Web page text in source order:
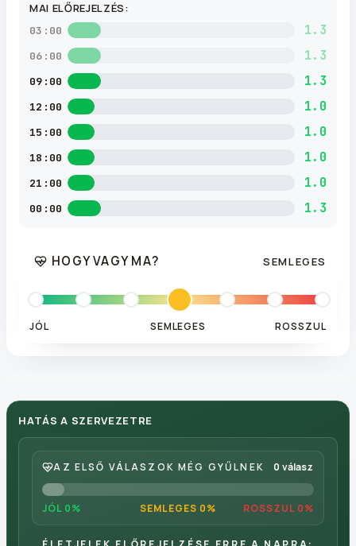
MAI ELŐREJELZÉS:
03:00 1.3
06:00 1.3
09:00 1.3
12:00 1.0
15:00 1.0
18:00 1.0
21:00 1.0
00:00 1.3
HOGY VAGY MA? SEMLEGES
JÓL SEMLEGES ROSSZUL
HATÁS A SZERVEZETRE
AZ ELSŐ VÁLASZOK MÉG GYŰLNEK 0 válasz
JÓL 0% SEMLEGES 0% ROSSZUL 0%